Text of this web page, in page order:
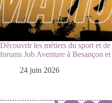
Découvrir les métiers du sport et
forums Job Aventure à Besançon
24 juin 2026